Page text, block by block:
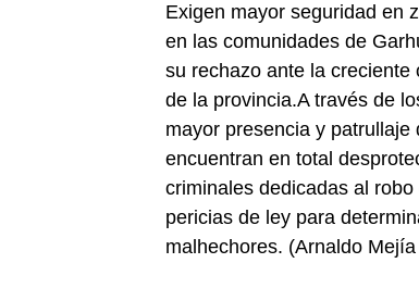
Exigen mayor seguridad en
en las comunidades de
su rechazo ante la
de la provincia.A través de
mayor presencia y
encuentran en total
criminales dedicadas al
pericias de ley para
malhechores. (Arnaldo